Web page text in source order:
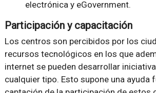
electrónica y eGovernment.
Participación y capacitación
Los centros son percibidos por los
recursos tecnológicos en los que
internet se pueden desarrollar
cualquier tipo. Esto supone una ayuda